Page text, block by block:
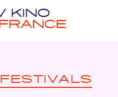
FESTIVALS